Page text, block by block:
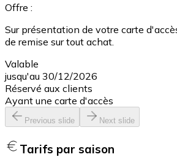
Offre :
Sur présentation de votre carte
de remise sur tout achat.
Valable
jusqu'au 30/12/2026
Réservé aux clients
Ayant une carte d'accès
Previous slide Next slide
Tarifs par saison